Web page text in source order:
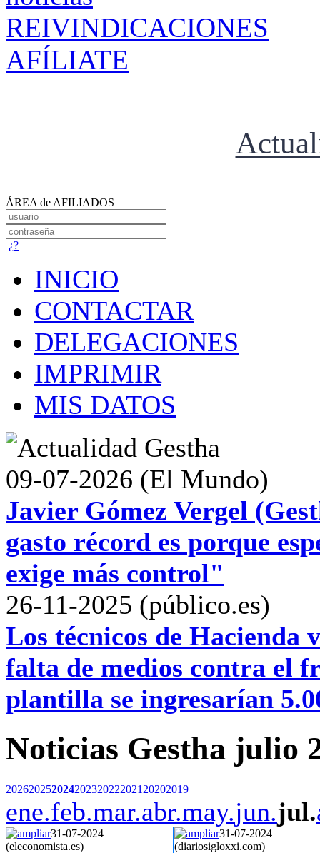
REIVINDICACIONES
AFÍLIATE
ÁREA de AFILIADOS
¿?
INICIO
CONTACTAR
DELEGACIONES
IMPRIMIR
MIS DATOS
09-07-2026 (El Mundo)
Javier Gómez Vergel
gasto récord es porque
exige más control"
26-11-2025 (público.es)
Los técnicos de Hacienda
falta de medios contra el
plantilla se ingresarían
Noticias Gestha julio
202620252024202320222021 20202019
ene.feb.mar.abr.may.jun.jul.
31-07-2024
(eleconomista.es)
31-07-2024
(diariosigloxxi.com)